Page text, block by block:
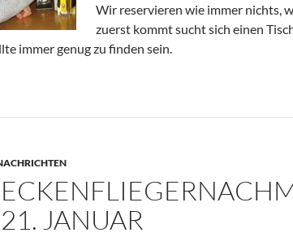
Wir reservieren wie immer nichts,
zuerst kommt sucht sich einen
immer genug zu finden sein.
JANUAR